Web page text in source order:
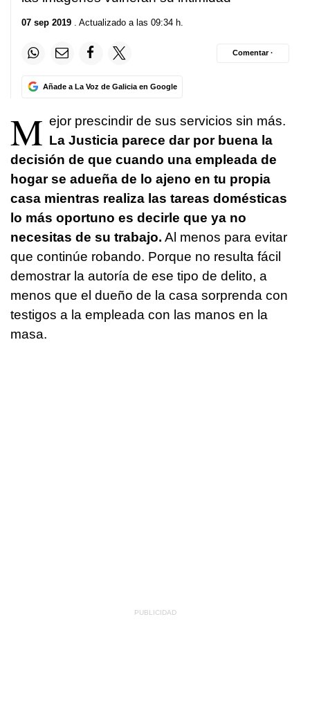
07 sep 2019 . Actualizado a las 09:34 h.
Añade a La Voz de Galicia en Google
Comentar ·
M ejor prescindir de sus servicios sin más.
La Justicia parece dar por buena la
decisión de que cuando una empleada de
hogar se adueña de lo ajeno en tu propia
casa mientras realiza las tareas domésticas
lo más oportuno es decirle que ya no
necesitas de su trabajo. Al menos para evitar
que continúe robando. Porque no resulta fácil
demostrar la autoría de ese tipo de delito, a
menos que el dueño de la casa sorprenda con
testigos a la empleada con las manos en la
masa.